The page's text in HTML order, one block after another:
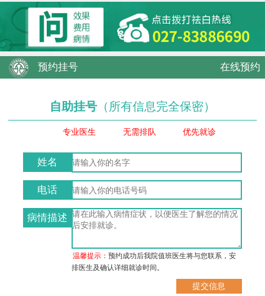
预约挂号 在线预约
自助挂号 （所有信息完全保密）
专业医生 无需排队 优先就诊
姓名
电话
病情描述
温馨提示：预约成功后我院值班医生将与您联系，安
排医生及确认详细就诊时间。